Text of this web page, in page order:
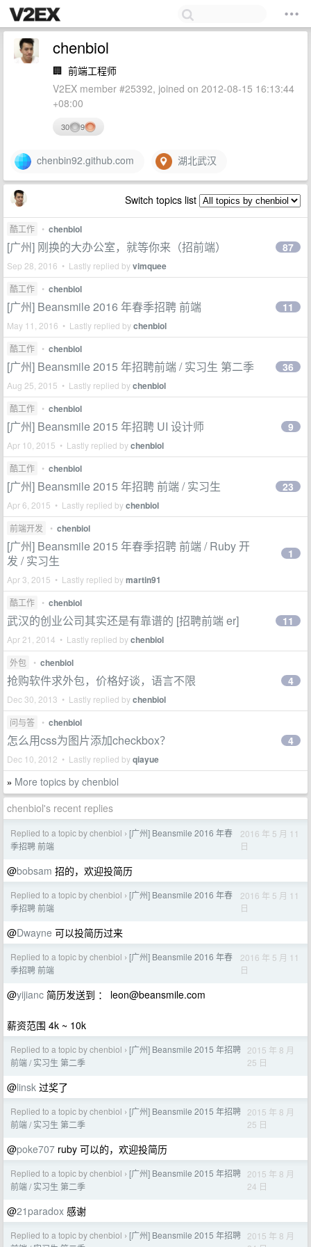
chenbiol
🏢 前端工程师
V2EX member #25392, joined on 2012-08-15 16:13:44
+08:00
30 9
chenbin92.github.com 湖北武汉
Switch topics list
酷工作 • chenbiol
[广州] 刚换的大办公室，就等你来（招前端）
Sep 28, 2016 • Lastly replied byvimquee
87
酷工作 • chenbiol
[广州] Beansmile 2016 年春季招聘 前端
May 11, 2016 • Lastly replied bychenbiol
11
酷工作 • chenbiol
[广州] Beansmile 2015 年招聘前端 / 实习生 第二季
Aug 25, 2015 • Lastly replied bychenbiol
36
酷工作 • chenbiol
[广州] Beansmile 2015 年招聘 UI 设计师
Apr 10, 2015 • Lastly replied bychenbiol
9
酷工作 • chenbiol
[广州] Beansmile 2015 年招聘 前端 / 实习生
Apr 6, 2015 • Lastly replied bychenbiol
23
前端开发 • chenbiol
[广州] Beansmile 2015 年春季招聘 前端 / Ruby 开
发 / 实习生
Apr 3, 2015 • Lastly replied bymartin91
1
酷工作 • chenbiol
武汉的创业公司其实还是有靠谱的 [招聘前端 er]
Apr 21, 2014 • Lastly replied bychenbiol
11
外包 • chenbiol
抢购软件求外包，价格好谈，语言不限
Dec 30, 2013 • Lastly replied bychenbiol
4
问与答 • chenbiol
怎么用css为图片添加checkbox？
Dec 10, 2012 • Lastly replied byqiayue
4
» More topics by chenbiol
chenbiol's recent replies
Replied to a topic by chenbiol › [广州] Beansmile 2016 年春
季招聘 前端
2016 年 5 月 11
日
@bobsam 招的，欢迎投简历
Replied to a topic by chenbiol › [广州] Beansmile 2016 年春
季招聘 前端
2016 年 5 月 11
日
@Dwayne 可以投简历过来
Replied to a topic by chenbiol › [广州] Beansmile 2016 年春
季招聘 前端
2016 年 5 月 11
日
@yijianc 简历发送到 ： leon@beansmile.com
薪资范围 4k ~ 10k
Replied to a topic by chenbiol › [广州] Beansmile 2015 年招聘
前端 / 实习生 第二季
2015 年 8 月
25 日
@linsk 过奖了
Replied to a topic by chenbiol › [广州] Beansmile 2015 年招聘
前端 / 实习生 第二季
2015 年 8 月
25 日
@poke707 ruby 可以的，欢迎投简历
Replied to a topic by chenbiol › [广州] Beansmile 2015 年招聘
前端 / 实习生 第二季
2015 年 8 月
24 日
@21paradox 感谢
Replied to a topic by chenbiol › [广州] Beansmile 2015 年招聘 2015 年 8 月